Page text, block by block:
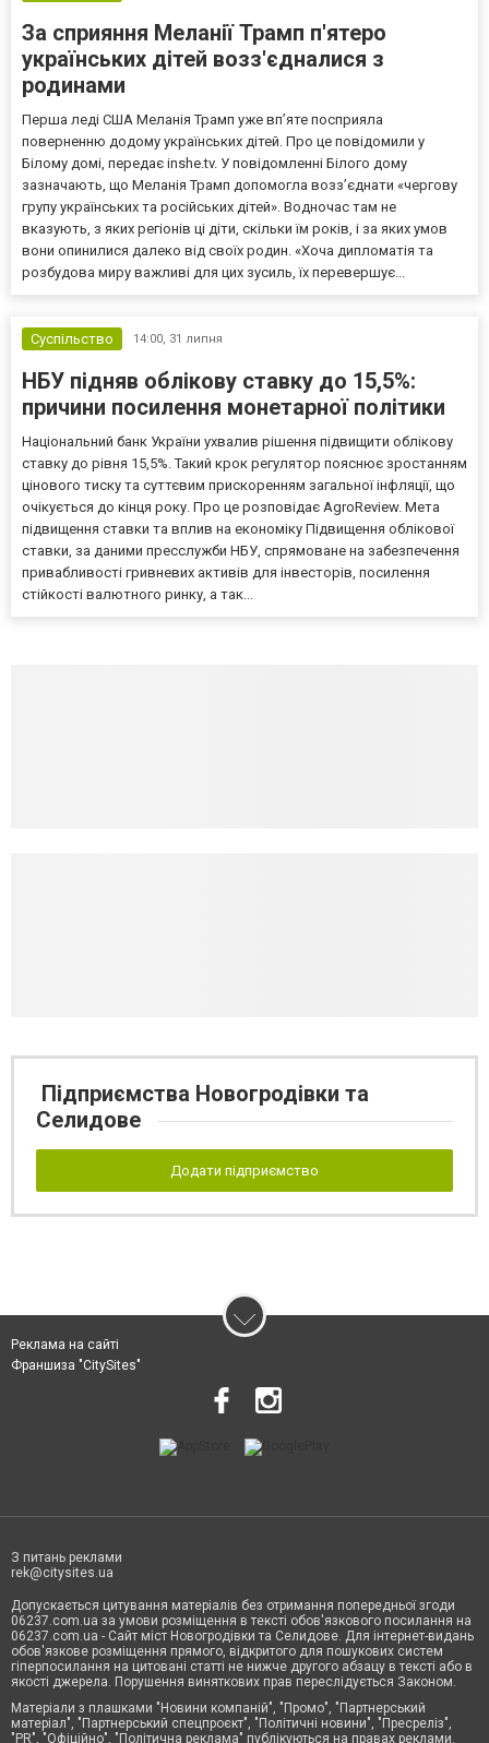
За сприяння Меланії Трамп п'ятеро
українських дітей возз'єдналися з
родинами
Перша леді США Меланія Трамп уже впʼяте посприяла
поверненню додому українських дітей. Про це повідомили у
Білому домі, передає inshe.tv. У повідомленні Білого дому
зазначають, що Меланія Трамп допомогла возз’єднати «чергову
групу українських та російських дітей». Водночас там не
вказують, з яких регіонів ці діти, скільки їм років, і за яких умов
вони опинилися далеко від своїх родин. «Хоча дипломатія та
розбудова миру важливі для цих зусиль, їх перевершує...
Суспільство 14:00, 31 липня
НБУ підняв облікову ставку до 15,5%:
причини посилення монетарної політики
Національний банк України ухвалив рішення підвищити облікову
ставку до рівня 15,5%. Такий крок регулятор пояснює зростанням
цінового тиску та суттєвим прискоренням загальної інфляції, що
очікується до кінця року. Про це розповідає AgroReview. Мета
підвищення ставки та вплив на економіку Підвищення облікової
ставки, за даними пресслужби НБУ, спрямоване на забезпечення
привабливості гривневих активів для інвесторів, посилення
стійкості валютного ринку, а так...
Підприємства Новогродівки та
Селидове
Додати підприємство
Реклама на сайті
Франшиза "CitySites"
З питань реклами
rek@citysites.ua
Допускається цитування матеріалів без отримання попередньої згоди
06237.com.ua за умови розміщення в тексті обов'язкового посилання на
06237.com.ua - Сайт міст Новогродівки та Селидове. Для інтернет-видань
обов'язкове розміщення прямого, відкритого для пошукових систем
гіперпосилання на цитовані статті не нижче другого абзацу в тексті або в
якості джерела. Порушення виняткових прав переслідується Законом.
Матеріали з плашками "Новини компаній", "Промо", "Партнерський
матеріал", "Партнерський спецпроєкт", "Політичні новини", "Пресреліз",
"PR", "Офіційно", "Політична реклама" публікуються на правах реклами.